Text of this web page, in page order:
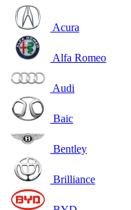
Acura
Alfa Romeo
Audi
Baic
Bentley
Brilliance